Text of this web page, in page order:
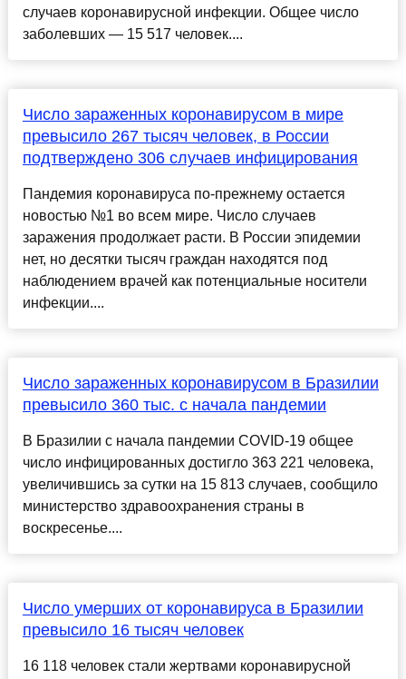
случаев коронавирусной инфекции. Общее число
заболевших — 15 517 человек....
Число зараженных коронавирусом в мире
превысило 267 тысяч человек, в России
подтверждено 306 случаев инфицирования
Пандемия коронавируса по-прежнему остается
новостью №1 во всем мире. Число случаев
заражения продолжает расти. В России эпидемии
нет, но десятки тысяч граждан находятся под
наблюдением врачей как потенциальные носители
инфекции....
Число зараженных коронавирусом в Бразилии
превысило 360 тыс. с начала пандемии
В Бразилии с начала пандемии COVID-19 общее
число инфицированных достигло 363 221 человека,
увеличившись за сутки на 15 813 случаев, сообщило
министерство здравоохранения страны в
воскресенье....
Число умерших от коронавируса в Бразилии
превысило 16 тысяч человек
16 118 человек стали жертвами коронавирусной